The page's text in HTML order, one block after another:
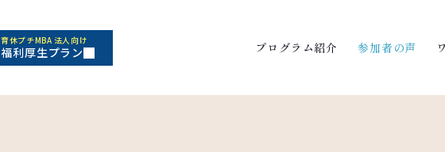
育休プチMBA 法人向け
福利厚生プラン プログラム紹介 参加者の声